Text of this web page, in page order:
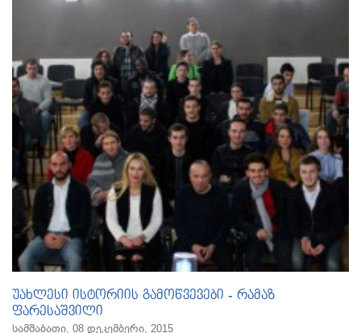
უახლესი ისტორიის გამოწვევები - რამაზ
ფარესაშვილი
სამშაბათი, 08 დეკემბერი, 2015